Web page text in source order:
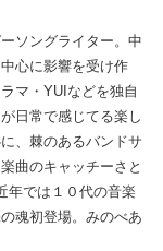
ソングライター。中
心に影響を受け作
マ・YUIなどを独自
日常で感じてる楽し
、棘のあるバンドサ
曲のキャッチーさと
年では１０代の音楽
魂初登場。みのべあ